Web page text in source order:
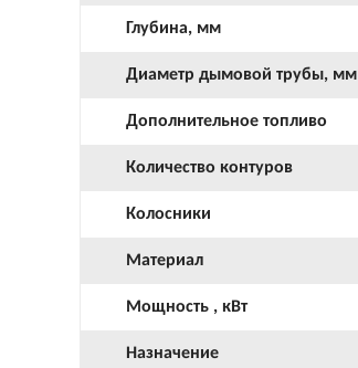
Глубина, мм
Диаметр дымовой трубы, мм
Дополнительное топливо
Количество контуров
Колосники
Материал
Мощность , кВт
Назначение